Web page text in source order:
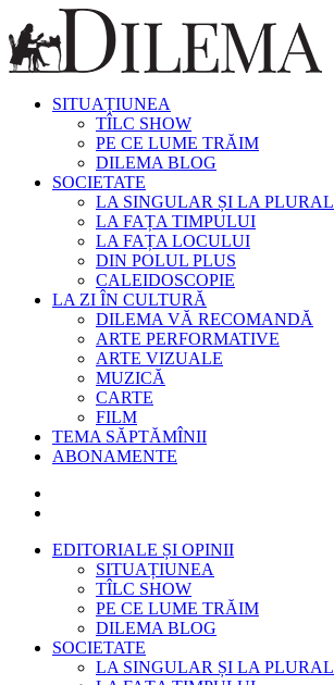
SITUAȚIUNEA
TÎLC SHOW
PE CE LUME TRĂIM
DILEMA BLOG
SOCIETATE
LA SINGULAR ȘI LA PLURAL
LA FAȚA TIMPULUI
LA FAȚA LOCULUI
DIN POLUL PLUS
CALEIDOSCOPIE
LA ZI ÎN CULTURĂ
DILEMA VĂ RECOMANDĂ
ARTE PERFORMATIVE
ARTE VIZUALE
MUZICĂ
CARTE
FILM
TEMA SĂPTĂMÎNII
ABONAMENTE
EDITORIALE ȘI OPINII
SITUAȚIUNEA
TÎLC SHOW
PE CE LUME TRĂIM
DILEMA BLOG
SOCIETATE
LA SINGULAR ȘI LA PLURAL